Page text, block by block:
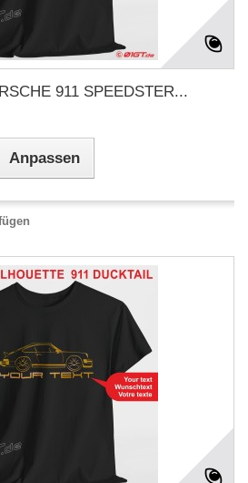
911 SPEEDSTER...
Anpassen